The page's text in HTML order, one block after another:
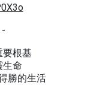
要根基
生命
勝的生活